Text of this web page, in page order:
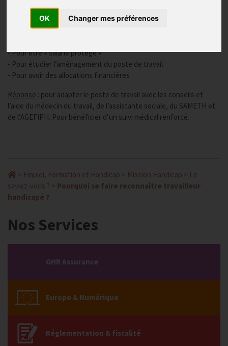
OK Changer mes préférences
Le saviez-vous ?
- Pour être « salarié protégé »
- Pour étudier l’aménagement du poste de travail
- Pour avoir des allocations financières
Réponse : pour adapter le poste de travail avec les conseils et
l’aide du médecin du travail, de l’assistante sociale, du SAMETH et
de l’AGEFIPH. Pour bénéficier d’un suivi médical renforcé.
> Emploi, Formation et Handicap > Mission Handicap > Le
saviez-vous ? > Pourquoi se faire reconnaître travailleur
handicapé ?
Nos Services
GHR Assurance
Europe & Numérique
Réglementation & fiscalité